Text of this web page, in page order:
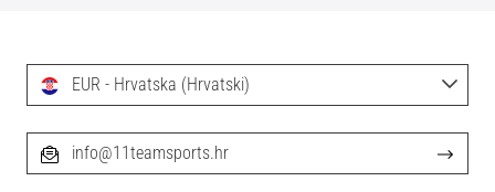
EUR - Hrvatska (Hrvatski)
info@11teamsports.hr